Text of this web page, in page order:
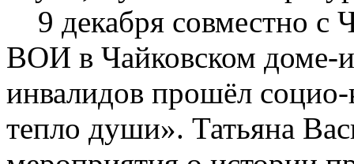
9 декабря совместно с
ВОИ в Чайковском доме-
инвалидов прошёл
тепло души». Татьяна